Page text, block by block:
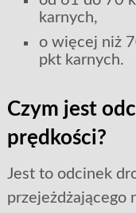
karnych,
o więcej niż
pkt karnych.
Czym jest
prędkości?
Jest to odcinek
przejeżdżającego